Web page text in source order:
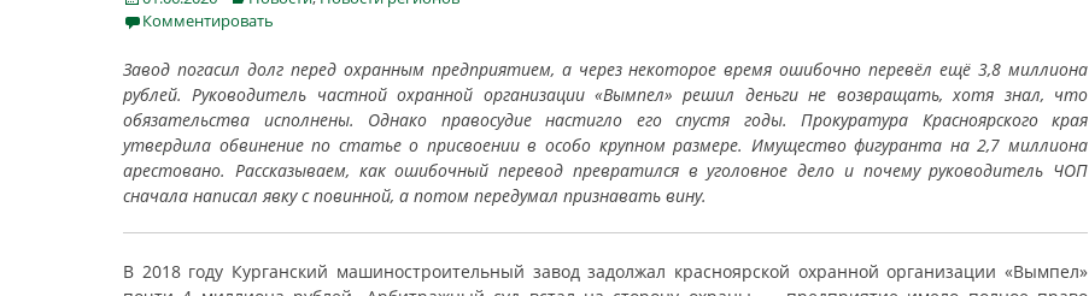
onКомментировать
Завод погасил долг перед охранным предприятием, а через некоторое время ошибочно перевёл ещё 3,8 миллиона
рублей. Руководитель частной охранной организации «Вымпел» решил деньги не возвращать, хотя знал, что
обязательства исполнены. Однако правосудие настигло его спустя годы. Прокуратура Красноярского края
утвердила обвинение по статье о присвоении в особо крупном размере. Имущество фигуранта на 2,7 миллиона
арестовано. Рассказываем, как ошибочный перевод превратился в уголовное дело и почему руководитель ЧОП
сначала написал явку с повинной, а потом передумал признавать вину.
В 2018 году Курганский машиностроительный завод задолжал красноярской охранной организации «Вымпел»